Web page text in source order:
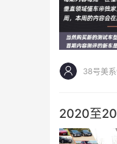
38号美
2020至